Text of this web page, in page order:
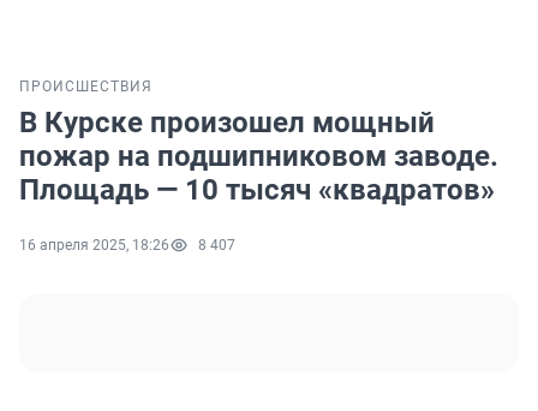
ПРОИСШЕСТВИЯ
В Курске произошел мощный
пожар на подшипниковом заводе.
Площадь — 10 тысяч «квадратов»
16 апреля 2025, 18:26 8 407